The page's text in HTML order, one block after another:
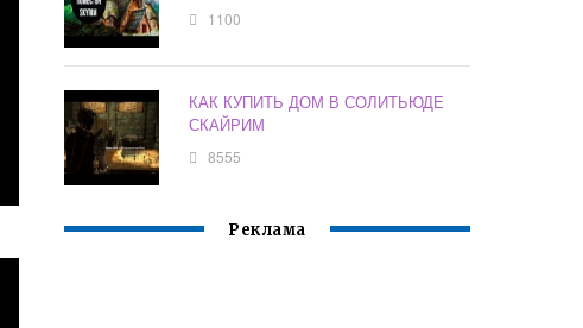
1100
КАК КУПИТЬ ДОМ В СОЛИТЬЮДЕ
СКАЙРИМ
8555
Реклама